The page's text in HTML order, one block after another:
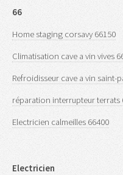
66
Home staging corsavy 66150
Climatisation cave a vin vives
Refroidisseur cave a vin saint-
réparation interrupteur terrats
Electricien calmeilles 66400
Electricien